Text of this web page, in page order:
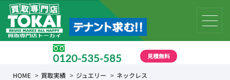
0120-535-585 見積無料
HOME 買取実績 ジュエリー
ネックレス